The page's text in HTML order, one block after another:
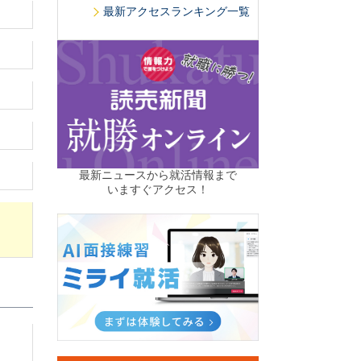
最新アクセスランキング一覧
最新ニュースから就活情報まで
いますぐアクセス！